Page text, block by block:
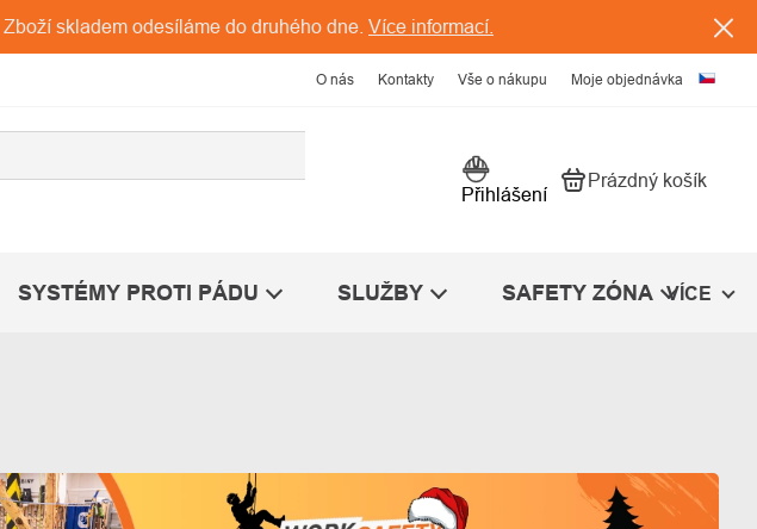
Zboží skladem odesíláme do druhého dne. Více informací.
O nás Kontakty Vše o nákupu Moje objednávka
Přihlášení Nákupní košík
Prázdný košík
SYSTÉMY PROTI PÁDU SLUŽBY SAFETY ZÓNA VÍCE